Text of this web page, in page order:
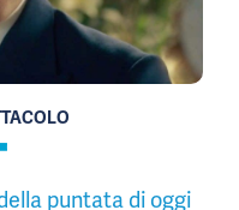
puntata di oggi